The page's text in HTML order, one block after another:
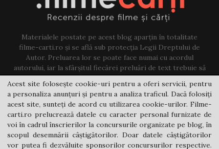
Materialele postate pe acest blog aparțin în totalitate
filme-carti.ro și se află sub protecția Legii Dreptului de
Autor. Preluarea lor se poate face numai cu acordul
autorului, iar la sfârșitul fiecărei preluări de text trebuie să
existe un link către acest blog.
Contact us:jovi@filme-carti.ro
Acest site folosește cookie-uri pentru a oferi servicii, pentru
a personaliza anunțuri și pentru a analiza traficul. Dacă folosiți
acest site, sunteți de acord cu utilizarea cookie-urilor. Filme-
carti.ro prelucrează datele cu caracter personal furnizate de
voi în cadrul înscrierilor la concursurile organizate pe blog, în
scopul desemnării câștigătorilor. Doar datele câștigătorilor
vor putea fi dezvăluite sponsorilor concursurilor respective.